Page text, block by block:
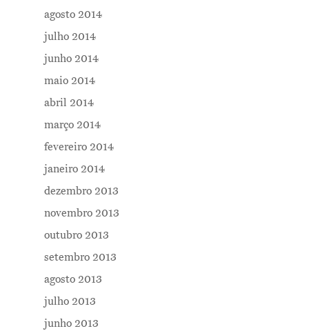
agosto 2014
julho 2014
junho 2014
maio 2014
abril 2014
março 2014
fevereiro 2014
janeiro 2014
dezembro 2013
novembro 2013
outubro 2013
setembro 2013
agosto 2013
julho 2013
junho 2013